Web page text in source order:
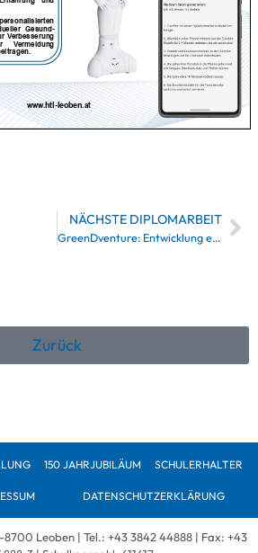
NÄCHSTE DIPLOMARBEIT
GreenDventure: Entwicklung einer Geo-Daten-basierten App zur Förderung umweltbewussten Handelns
Zurück
150 JAHRJUBILÄUM SCHULERHALTER
DATENSCHUTZERKLÄRUNG
Leoben | Tel.: +43 3842 44888 | Fax: +43